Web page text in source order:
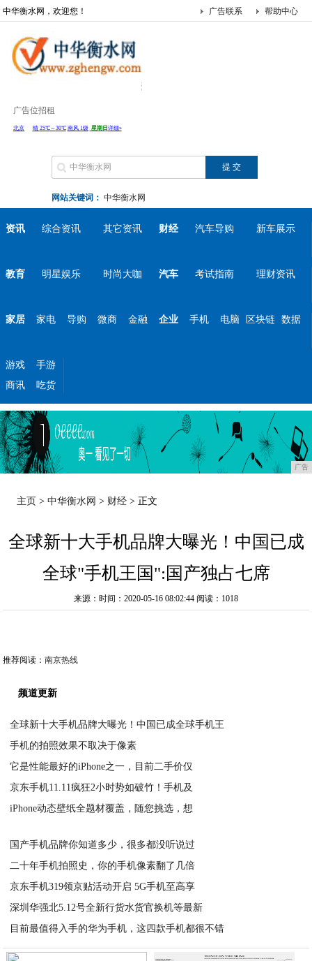
中华衡水网，欢迎您！ 帮助中心
广告联系
广告位招租
网站关键词： 中华衡水网
资讯 综合资讯 其它资讯 财经 汽车导购 新车展示
教育 明星娱乐 时尚大咖 汽车 考试指南 理财资讯
家居 家电 导购 微商 金融 企业 手机 电脑 区块链 数据
游戏
手游
商讯
吃货
广告
主页 >中华衡水网 > 财经 > 正文
全球新十大手机品牌大曝光！中国已成
全球"手机王国":国产独占七席
来源：时间：2020-05-16 08:02:44 阅读：1018
推荐阅读：南京热线
频道更新
全球新十大手机品牌大曝光！中国已成全球手机王
手机的拍照效果不取决于像素
它是性能最好的iPhone之一，目前二手价仅
京东手机11.11疯狂2小时势如破竹！手机及
iPhone动态壁纸全题材覆盖，随您挑选，想
国产手机品牌你知道多少，很多都没听说过
二十年手机拍照史，你的手机像素翻了几倍
京东手机319领京贴活动开启 5G手机至高享
深圳华强北5.12号全新行货水货官换机等最新
目前最值得入手的华为手机，这四款手机都很不错
2020-05-15